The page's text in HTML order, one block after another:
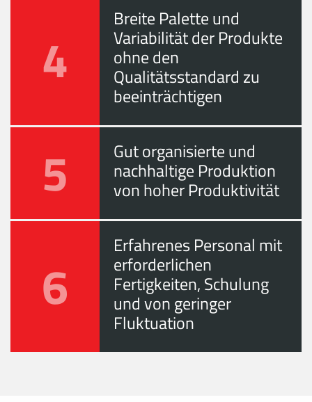
4
Breite Palette und
Variabilität der Produkte
ohne den
Qualitätsstandard zu
beeinträchtigen
5 Gut organisierte und
nachhaltige Produktion
von hoher Produktivität
6
Erfahrenes Personal mit
erforderlichen
Fertigkeiten, Schulung
und von geringer
Fluktuation